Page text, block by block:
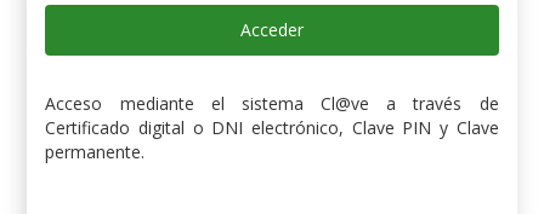
Acceder
Acceso mediante el sistema Cl@ve a través de
Certificado digital o DNI electrónico, Clave PIN y Clave
permanente.